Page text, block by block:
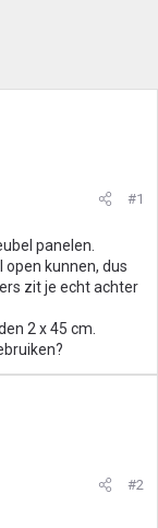
#1
panelen.
kunnen, dus
zit je echt achter
2 x 45 cm.
#2